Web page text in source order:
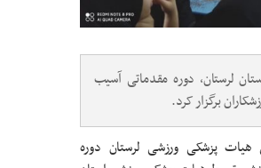
لرستان، دوره مقدماتی آسیب
برگزار کرد.
پزشکی ورزشی لرستان دوره